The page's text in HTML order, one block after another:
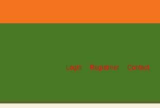
Login Registreer Contact